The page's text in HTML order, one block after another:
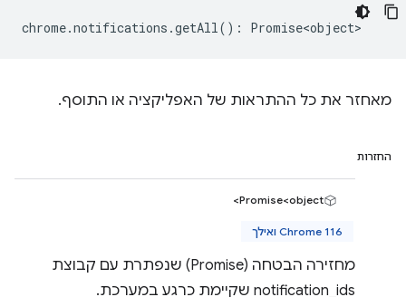
chrome.notifications .getAll() : Promise<object>
מאחזר את כל ההתראות של האפליקציה או התוסף.
החזרות
Promise<object>
Chrome 116 ואילך
מחזירה הבטחה (Promise) שנפתרת עם קבוצת
notification_ids שקיימת כרגע במערכת.